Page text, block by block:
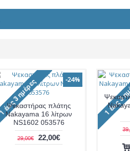
-24%
Ψεκαστήρας πλάτης
Nakayama 16 λίτρων
NS1602 053576
29,00€ 22,00€